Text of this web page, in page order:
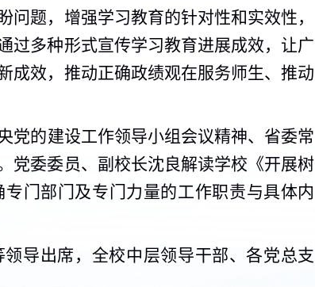
题，增强学习教育的针对性和实效性，
过多种形式宣传学习教育进展成效，让广
成效，推动正确政绩观在服务师生、推动
党的建设工作领导小组会议精神、省委常
党委委员、副校长沈良解读学校《开展树
门部门及专门力量的工作职责与具体内
导出席，全校中层领导干部、各党总支